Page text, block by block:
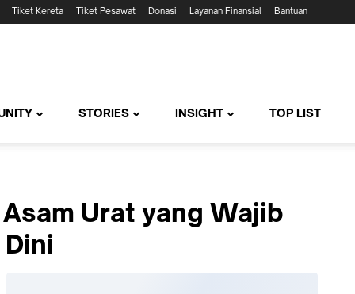
Tiket Kereta Tiket Pesawat Donasi Layanan Finansial Bantuan
STORIES INSIGHT TOP LIST
Urat yang Wajib